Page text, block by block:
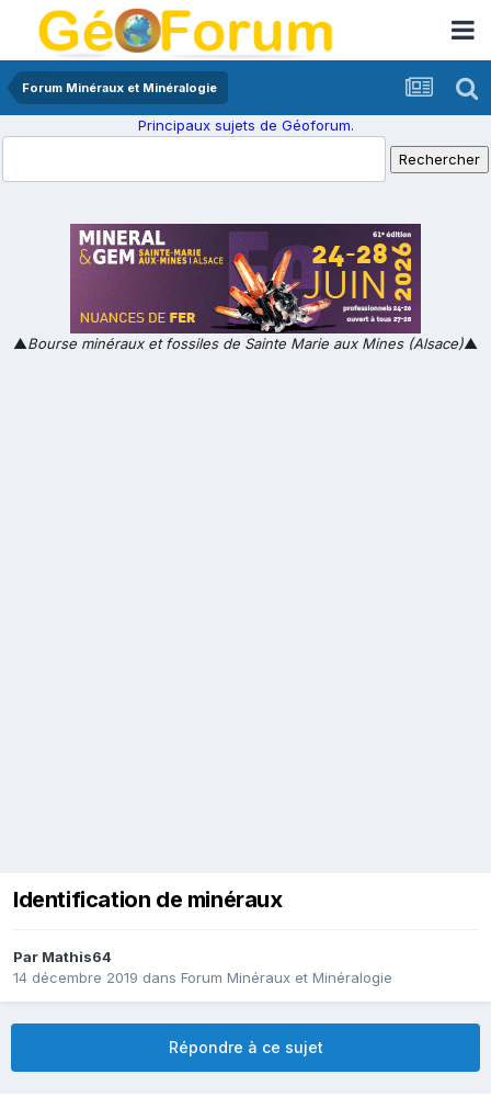
Forum Minéraux et Minéralogie
Principaux sujets de Géoforum.
▲Bourse minéraux et fossiles de Sainte Marie aux Mines (Alsace)▲
Identification de minéraux
Par Mathis64
14 décembre 2019 dans Forum Minéraux et Minéralogie
Répondre à ce sujet